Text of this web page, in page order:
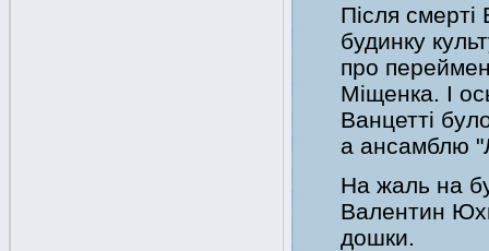
Після
будинку
про
Міщенка. І
Ванцетті
а ансамблю
На жаль на
Валентин
дошки.